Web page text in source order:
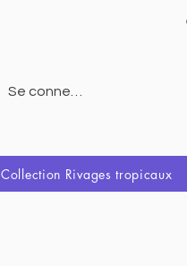
Se connecter
Collection Rivages tropicaux